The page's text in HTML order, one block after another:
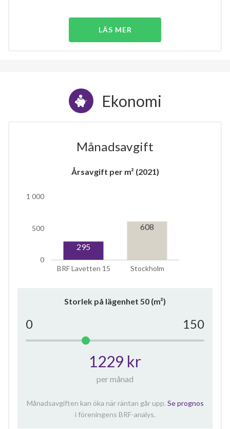
LÄS MER
Ekonomi
Månadsavgift
Årsavgift per m² (2021)
BRF Lavetten 15 Stockholm
0
500
1 000
295
608
Storlek på lägenhet 50 (m²)
0 150
1229 kr
per månad
Månadsavgiften kan öka när räntan går upp. Se prognos
i föreningens BRF-analys.